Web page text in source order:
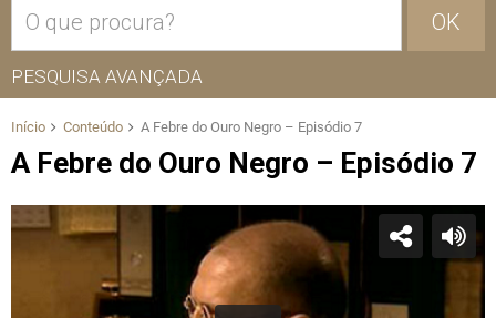
OK
PESQUISA AVANÇADA
Início Conteúdo A Febre do Ouro Negro – Episódio 7
A Febre do Ouro Negro – Episódio 7